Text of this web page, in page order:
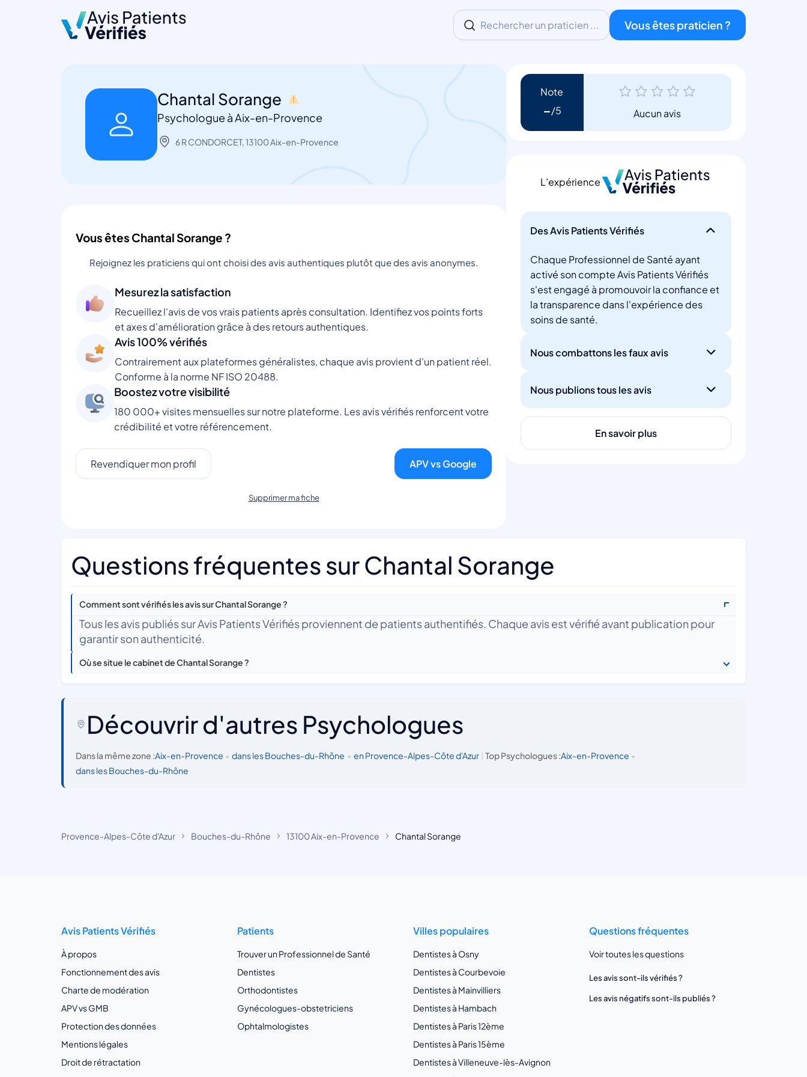
Rechercher un praticien ... Vous êtes praticien ?
Chantal Sorange
Psychologue à Aix-en-Provence
6 R CONDORCET, 13100 Aix-en-Provence
Vous êtes Chantal Sorange ?
Rejoignez les praticiens qui ont choisi des avis authentiques plutôt que des avis anonymes.
Mesurez la satisfaction
Recueillez l'avis de vos vrais patients après consultation. Identifiez vos points forts
et axes d'amélioration grâce à des retours authentiques.
Avis 100% vérifiés
Contrairement aux plateformes généralistes, chaque avis provient d'un patient réel.
Conforme à la norme NF ISO 20488.
Boostez votre visibilité
180 000+ visites mensuelles sur notre plateforme. Les avis vérifiés renforcent votre
crédibilité et votre référencement.
Revendiquer mon profil APV vs Google
Supprimer ma fiche
Note
- Aucun avis
L’expérience
Des Avis Patients Vérifiés
Chaque Professionnel de Santé ayant
activé son compte Avis Patients Vérifiés
s'est engagé à promouvoir la confiance et
la transparence dans l'expérience des
soins de santé.
Nous combattons les faux avis
Nous publions tous les avis
En savoir plus
Questions fréquentes sur Chantal Sorange
Comment sont vérifiés les avis sur Chantal Sorange ?
Tous les avis publiés sur Avis Patients Vérifiés proviennent de patients authentifiés. Chaque avis est vérifié avant publication pour
garantir son authenticité.
Où se situe le cabinet de Chantal Sorange ?
Découvrir d'autres Psychologues
Dans la même zone :Aix-en-Provence • dans les Bouches-du-Rhône • en Provence-Alpes-Côte d'Azur | Top Psychologues :Aix-en-Provence •
dans les Bouches-du-Rhône
Provence-Alpes-Côte d'Azur Bouches-du-Rhône 13100 Aix-en-Provence Chantal Sorange
Avis Patients Vérifiés
À propos
Fonctionnement des avis
Charte de modération
APV vs GMB
Protection des données
Mentions légales
Droit de rétractation
Patients
Trouver un Professionnel de Santé
Dentistes
Orthodontistes
Gynécologues-obstetriciens
Ophtalmologistes
Villes populaires
Dentistes à Osny
Dentistes à Courbevoie
Dentistes à Mainvilliers
Dentistes à Hambach
Dentistes à Paris 12ème
Dentistes à Paris 15ème
Dentistes à Villeneuve-lès-Avignon
Questions fréquentes
Voir toutes les questions
Les avis sont-ils vérifiés ?
Les avis négatifs sont-ils publiés ?